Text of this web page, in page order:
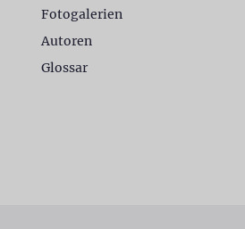
Fotogalerien
Autoren
Glossar